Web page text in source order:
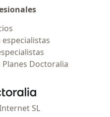
Doctoralia
- Página de inicio
SL